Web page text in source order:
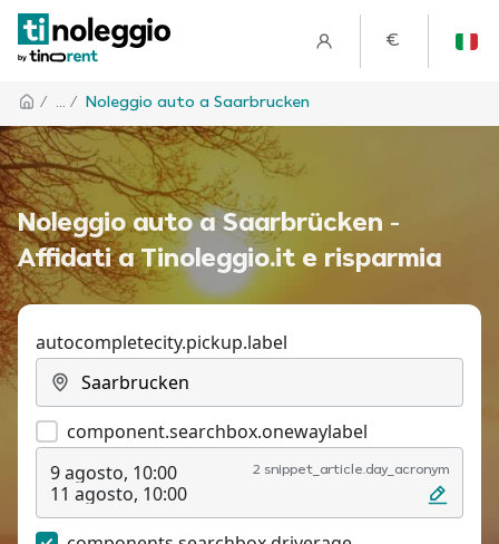
€
/ ... / Noleggio auto a Saarbrucken
Noleggio auto a Saarbrücken -
Affidati a Tinoleggio.it e risparmia
autocompletecity.pickup.label
component.searchbox.onewaylabel
9 agosto, 10:00
11 agosto, 10:00
2 snippet_article.day_acronym